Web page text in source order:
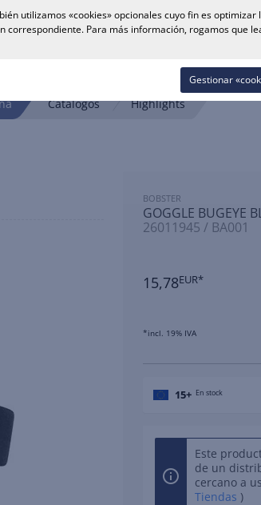
Buscador de Tiendas
Catálogos Highlights
BOBSTER
GOGGLE BUGEYE
26011945 / BA001
15,78EUR*
*incl. 19% IVA
15+ En stock
Este
de un
cercano a
Tiendas )
utilizamos «cookies» opcionales cuyo fin es optimizar
correspondiente. Para más información, rogamos que
Gestionar